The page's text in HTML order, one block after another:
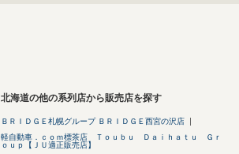
北海道の他の系列店から販売店を探す
ＢＲＩＤＧＥ札幌グループ ＢＲＩＤＧＥ西宮の沢店
軽自動車．ｃｏｍ標茶店 Ｔｏｕｂｕ Ｄａｉｈａｔｕ Ｇｒ
ｏｕｐ【ＪＵ適正販売店】